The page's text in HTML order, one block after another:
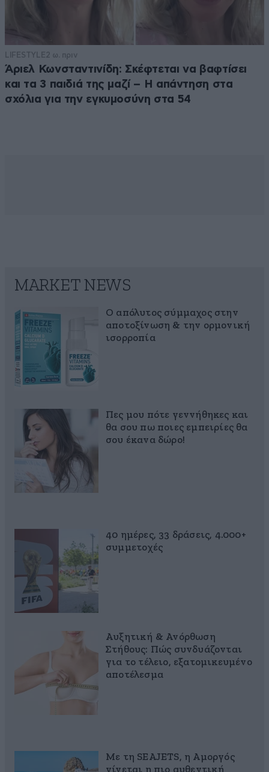
LIFESTYLE2 ω. πριν
Άριελ Κωνσταντινίδη: Σκέφτεται να βαφτίσει
και τα 3 παιδιά της μαζί – Η απάντηση στα
σχόλια για την εγκυμοσύνη στα 54
MARKET NEWS
Ο απόλυτος σύμμαχος στην
αποτοξίνωση & την ορμονική
ισορροπία
Πες μου πότε γεννήθηκες και
θα σου πω ποιες εμπειρίες θα
σου έκανα δώρο!
40 ημέρες, 33 δράσεις, 4.000+
συμμετοχές
Αυξητική & Ανόρθωση
Στήθους: Πώς συνδυάζονται
για το τέλειο, εξατομικευμένο
αποτέλεσμα
Με τη SEAJETS, η Αμοργός